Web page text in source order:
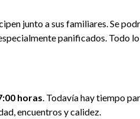
junto a sus familiares. Se
panificados. Todo
horas. Todavía hay tiempo
encuentros y calidez.